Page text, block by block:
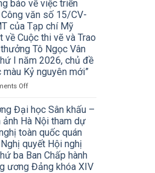
báo về việc triển
văn số 15/CV-
của Tạp chí Mỹ
về Cuộc thi vẽ và Trao
Tô Ngọc Vân
I năm 2026, chủ đề
màu Kỷ nguyên mới”
Offon
báo
về
việc
triển
khai
Công
văn
Đại học Sân khấu –
ảnh Hà Nội tham dự
toàn quốc quán
quyết Hội nghị
ba Ban Chấp hành
ương Đảng khóa XIV